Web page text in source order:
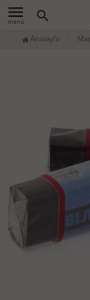
menu
menü search
Anasayfa